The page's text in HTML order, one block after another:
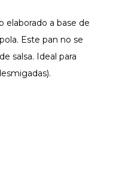
elaborado a base de
Este pan no se
salsa. Ideal para